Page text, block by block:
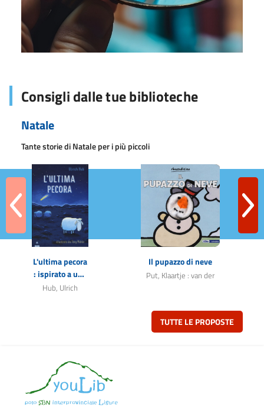
Consigli dalle tue biblioteche
Natale
Tante storie di Natale per i più piccoli
L'ultima pecora
: ispirato a una
storia vera
Hub, Ulrich
Il pupazzo di neve
Put, Klaartje : van der
TUTTE LE PROPOSTE